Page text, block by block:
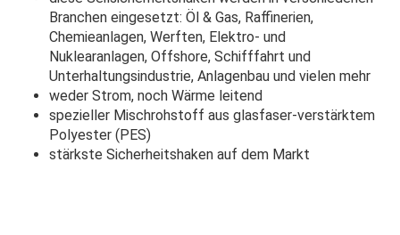
Branchen eingesetzt: Öl & Gas, Raffinerien,
Chemieanlagen, Werften, Elektro- und
Nuklearanlagen, Offshore, Schifffahrt und
Unterhaltungsindustrie, Anlagenbau und vielen mehr
weder Strom, noch Wärme leitend
spezieller Mischrohstoff aus glasfaser-verstärktem
Polyester (PES)
stärkste Sicherheitshaken auf dem Markt